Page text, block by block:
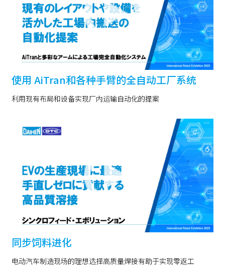
使用 AiTran和各种手臂的全自动工厂系统
利用现有布局和设备实现厂内运输自动化的提案
同步饲料进化
电动汽车制造现场的理想选择高质量焊接有助于实现零返工